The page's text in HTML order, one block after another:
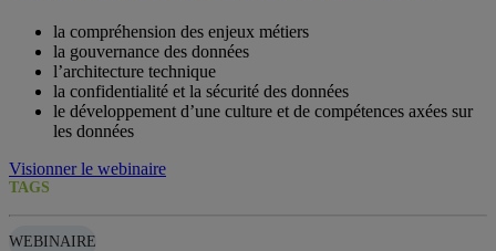
la compréhension des enjeux métiers
la gouvernance des données
l’architecture technique
la confidentialité et la sécurité des données
le développement d’une culture et de compétences axées sur
les données
Visionner le webinaire
TAGS
WEBINAIRE